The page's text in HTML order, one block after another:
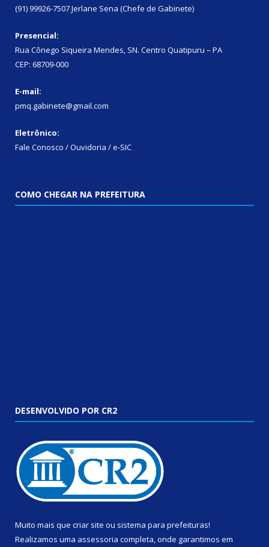
(91) 99926-7507 Jerlane Sena (Chefe de Gabinete)
Presencial:
Rua Cônego Siqueira Mendes, SN. Centro Quatipuru – PA
CEP: 68709-000
E-mail:
pmq.gabinete@gmail.com
Eletrônico:
Fale Conosco / Ouvidoria / e-SIC
COMO CHEGAR NA PREFEITURA
DESENVOLVIDO POR CR2
Muito mais que criar site ou sistema para prefeituras!
Realizamos uma assessoria completa, onde garantimos em